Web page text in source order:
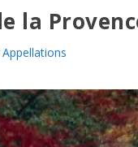
la